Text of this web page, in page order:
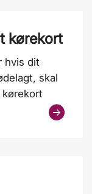
kørekort
hvis dit
skal